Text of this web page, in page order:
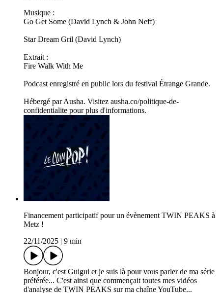
Musique :
Go Get Some (David Lynch & John Neff)
Star Dream Gril (David Lynch)
Extrait :
Fire Walk With Me
Podcast enregistré en public lors du festival Étrange Grande.
Hébergé par Ausha. Visitez ausha.co/politique-de-
confidentialite pour plus d'informations.
Financement participatif pour un évènement TWIN PEAKS à
Metz !
22/11/2025
9 min
Bonjour, c'est Guigui et je suis là pour vous parler de ma série
préférée... C'est ainsi que commençait toutes mes vidéos
d'analyse de TWIN PEAKS sur ma chaîne YouTube...